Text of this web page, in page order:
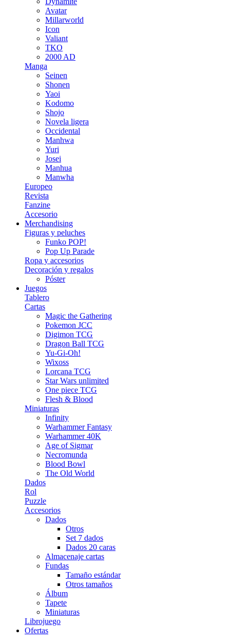
Avatar
Millarworld
Icon
Valiant
TKO
2000 AD
Manga
Seinen
Shonen
Yaoi
Kodomo
Shojo
Novela ligera
Occidental
Manhwa
Yuri
Josei
Manhua
Manwha
Europeo
Revista
Fanzine
Accesorio
Merchandising
Figuras y peluches
Funko POP!
Pop Up Parade
Ropa y accesorios
Decoración y regalos
Póster
Juegos
Tablero
Cartas
Magic the Gathering
Pokemon JCC
Digimon TCG
Dragon Ball TCG
Yu-Gi-Oh!
Wixoss
Lorcana TCG
Star Wars unlimited
One piece TCG
Flesh & Blood
Miniaturas
Infinity
Warhammer Fantasy
Warhammer 40K
Age of Sigmar
Necromunda
Blood Bowl
The Old World
Dados
Rol
Puzzle
Accesorios
Dados
Otros
Set 7 dados
Dados 20 caras
Almacenaje cartas
Fundas
Tamaño estándar
Otros tamaños
Álbum
Tapete
Miniaturas
Librojuego
Ofertas